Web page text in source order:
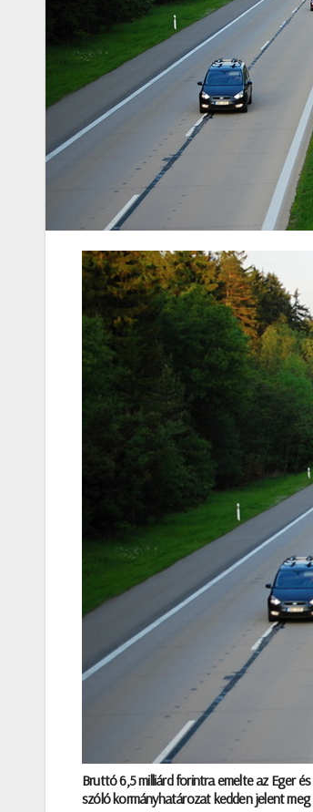
Bruttó 6,5 milliárd forintra emelte az Eger
szóló kormányhatározat kedden jelent